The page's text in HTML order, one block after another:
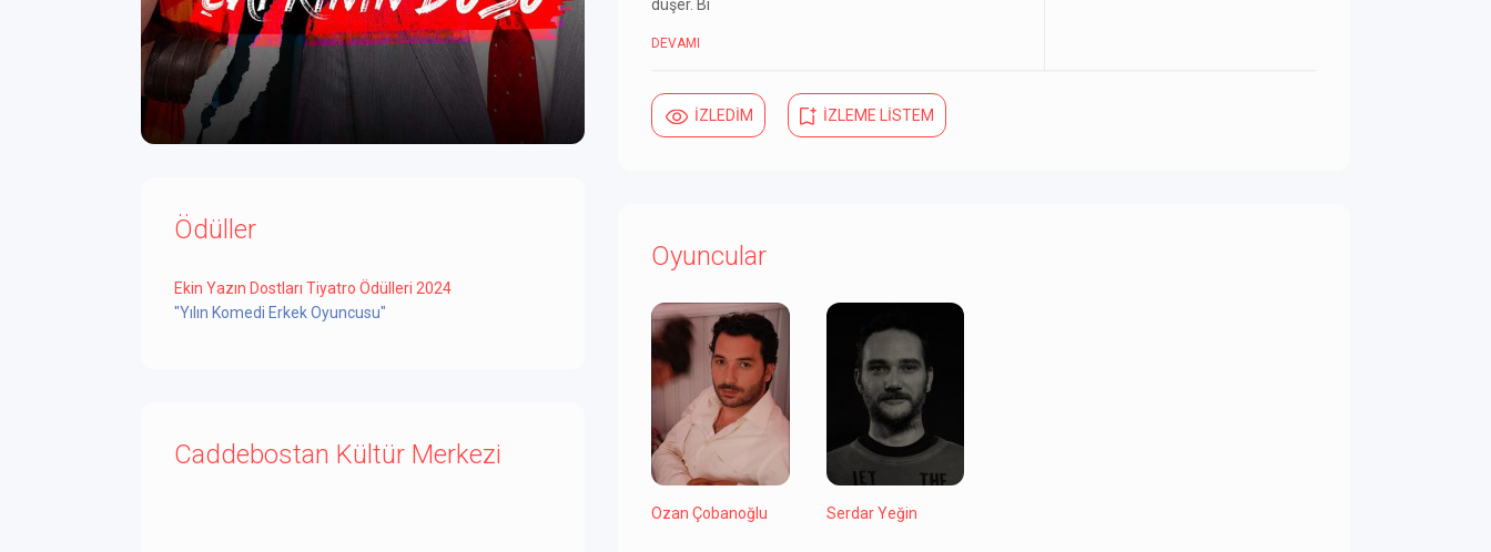
Ödüller
Ekin Yazın Dostları Tiyatro Ödülleri 2024
"Yılın Komedi Erkek Oyuncusu"
Caddebostan Kültür Merkezi
düşer. Bi
DEVAMI
İZLEDİM İZLEME LİSTEM
Oyuncular
Ozan Çobanoğlu Serdar Yeğin